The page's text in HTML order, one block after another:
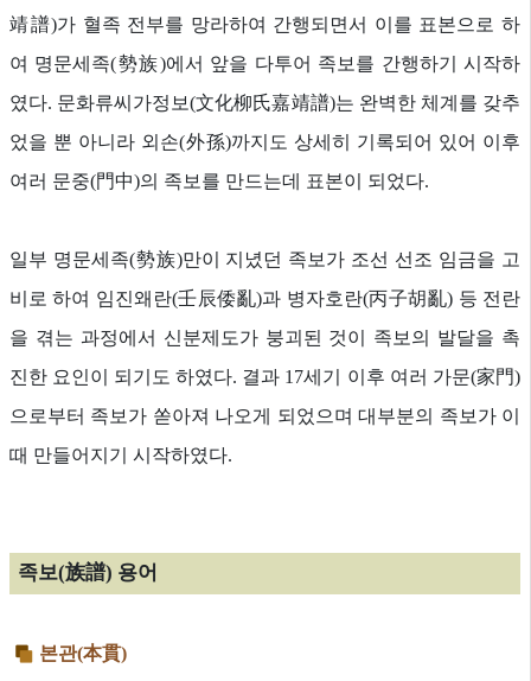
靖譜)가 혈족 전부를 망라하여 간행되면서 이를 표본으로 하
여 명문세족(勢族)에서 앞을 다투어 족보를 간행하기 시작하
였다. 문화류씨가정보(文化柳氏嘉靖譜)는 완벽한 체계를 갖추
었을 뿐 아니라 외손(外孫)까지도 상세히 기록되어 있어 이후
여러 문중(門中)의 족보를 만드는데 표본이 되었다.
일부 명문세족(勢族)만이 지녔던 족보가 조선 선조 임금을 고
비로 하여 임진왜란(壬辰倭亂)과 병자호란(丙子胡亂) 등 전란
을 겪는 과정에서 신분제도가 붕괴된 것이 족보의 발달을 촉
진한 요인이 되기도 하였다. 결과 17세기 이후 여러 가문(家門)
으로부터 족보가 쏟아져 나오게 되었으며 대부분의 족보가 이
때 만들어지기 시작하였다.
족보(族譜) 용어
본관(本貫)